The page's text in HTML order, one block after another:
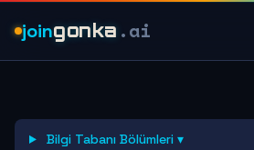
joingonka .ai
Bilgi Tabanı Bölümleri ▾